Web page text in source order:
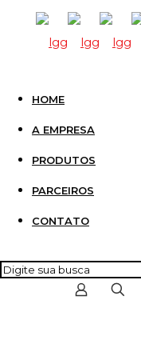
HOME
A EMPRESA
PRODUTOS
PARCEIROS
CONTATO